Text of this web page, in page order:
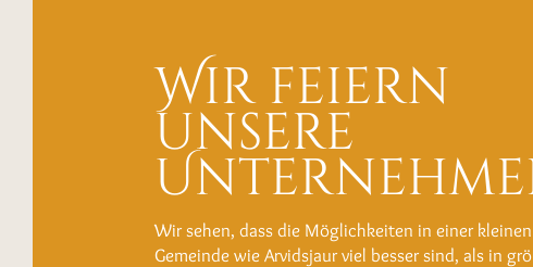
Wir feiern
unsere
Wir sehen, dass die Möglichkeiten in einer kleinen
Gemeinde wie Arvidsjaur viel besser sind, als in